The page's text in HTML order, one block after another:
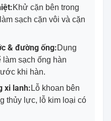
Khử cặn bên trong
sạch cặn vôi và cặn
& đường ống:Dụng
sạch ống hàn
khi hàn.
xi lanh:Lỗ khoan bên
thủy lực, lỗ kim loại có